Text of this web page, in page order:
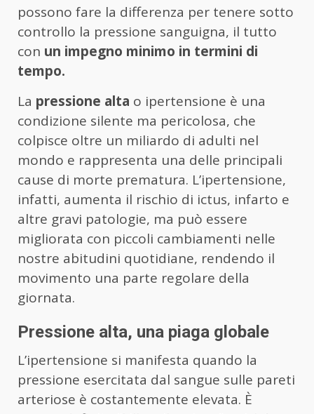
possono fare la differenza per tenere sotto
controllo la pressione sanguigna, il tutto
con un impegno minimo in termini di
tempo.
La pressione alta o ipertensione è una
condizione silente ma pericolosa, che
colpisce oltre un miliardo di adulti nel
mondo e rappresenta una delle principali
cause di morte prematura. L’ipertensione,
infatti, aumenta il rischio di ictus, infarto e
altre gravi patologie, ma può essere
migliorata con piccoli cambiamenti nelle
nostre abitudini quotidiane, rendendo il
movimento una parte regolare della
giornata.
Pressione alta, una piaga globale
L’ipertensione si manifesta quando la
pressione esercitata dal sangue sulle pareti
arteriose è costantemente elevata. È